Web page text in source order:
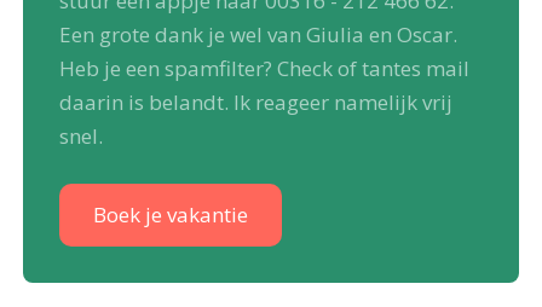
Een grote dank je wel van Giulia en Oscar.
Heb je een spamfilter? Check of tantes mail
daarin is belandt. Ik reageer namelijk vrij
snel.
Boek je vakantie